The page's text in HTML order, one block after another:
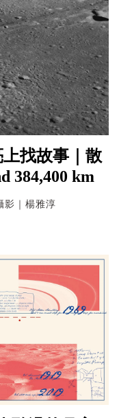
找故事｜散
384,400 km
影｜楊雅淳